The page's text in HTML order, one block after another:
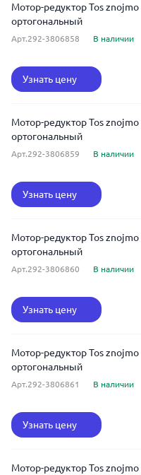
Мотор-редуктор Tos
ортогональный
Арт.292-3806858 В наличии
Узнать цену
Мотор-редуктор Tos
ортогональный
Арт.292-3806859 В наличии
Узнать цену
Мотор-редуктор Tos
ортогональный
Арт.292-3806860 В наличии
Узнать цену
Мотор-редуктор Tos
ортогональный
Арт.292-3806861 В наличии
Узнать цену
Мотор-редуктор Tos